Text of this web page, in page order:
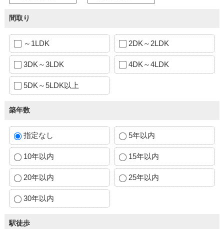
間取り
～1LDK 2DK～2LDK
3DK～3LDK 4DK～4LDK
5DK～5LDK以上
築年数
指定なし 5年以内
10年以内 15年以内
20年以内 25年以内
30年以内
駅徒歩